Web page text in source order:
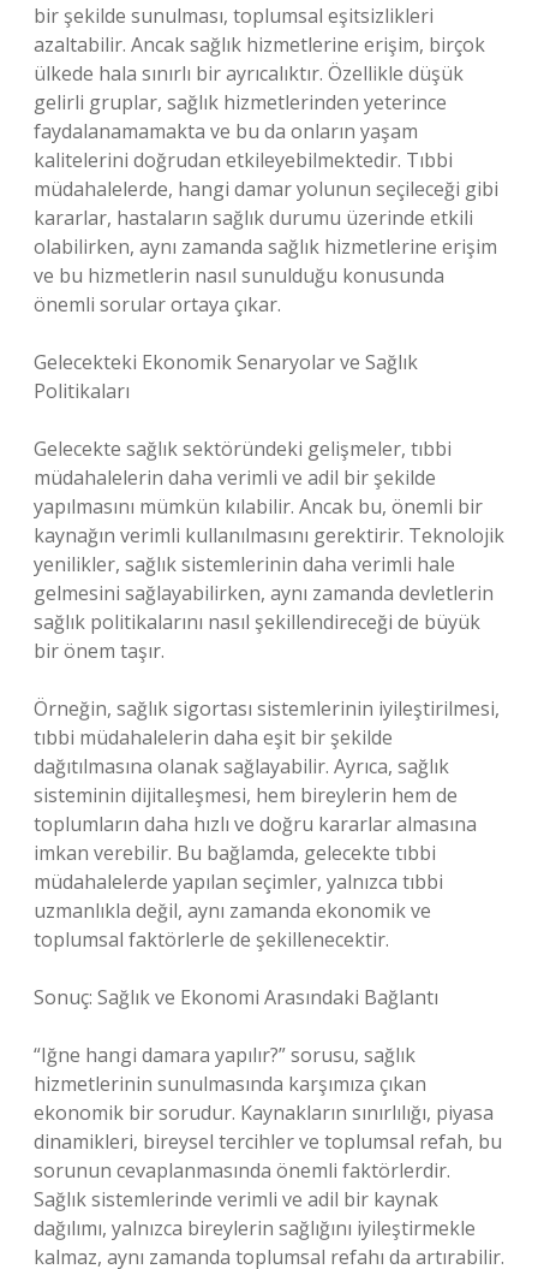
bir şekilde sunulması, toplumsal eşitsizlikleri
azaltabilir. Ancak sağlık hizmetlerine erişim, birçok
ülkede hala sınırlı bir ayrıcalıktır. Özellikle düşük
gelirli gruplar, sağlık hizmetlerinden yeterince
faydalanamamakta ve bu da onların yaşam
kalitelerini doğrudan etkileyebilmektedir. Tıbbi
müdahalelerde, hangi damar yolunun seçileceği gibi
kararlar, hastaların sağlık durumu üzerinde etkili
olabilirken, aynı zamanda sağlık hizmetlerine erişim
ve bu hizmetlerin nasıl sunulduğu konusunda
önemli sorular ortaya çıkar.
Gelecekteki Ekonomik Senaryolar ve Sağlık
Politikaları
Gelecekte sağlık sektöründeki gelişmeler, tıbbi
müdahalelerin daha verimli ve adil bir şekilde
yapılmasını mümkün kılabilir. Ancak bu, önemli bir
kaynağın verimli kullanılmasını gerektirir. Teknolojik
yenilikler, sağlık sistemlerinin daha verimli hale
gelmesini sağlayabilirken, aynı zamanda devletlerin
sağlık politikalarını nasıl şekillendireceği de büyük
bir önem taşır.
Örneğin, sağlık sigortası sistemlerinin iyileştirilmesi,
tıbbi müdahalelerin daha eşit bir şekilde
dağıtılmasına olanak sağlayabilir. Ayrıca, sağlık
sisteminin dijitalleşmesi, hem bireylerin hem de
toplumların daha hızlı ve doğru kararlar almasına
imkan verebilir. Bu bağlamda, gelecekte tıbbi
müdahalelerde yapılan seçimler, yalnızca tıbbi
uzmanlıkla değil, aynı zamanda ekonomik ve
toplumsal faktörlerle de şekillenecektir.
Sonuç: Sağlık ve Ekonomi Arasındaki Bağlantı
“Iğne hangi damara yapılır?” sorusu, sağlık
hizmetlerinin sunulmasında karşımıza çıkan
ekonomik bir sorudur. Kaynakların sınırlılığı, piyasa
dinamikleri, bireysel tercihler ve toplumsal refah, bu
sorunun cevaplanmasında önemli faktörlerdir.
Sağlık sistemlerinde verimli ve adil bir kaynak
dağılımı, yalnızca bireylerin sağlığını iyileştirmekle
kalmaz, aynı zamanda toplumsal refahı da artırabilir.